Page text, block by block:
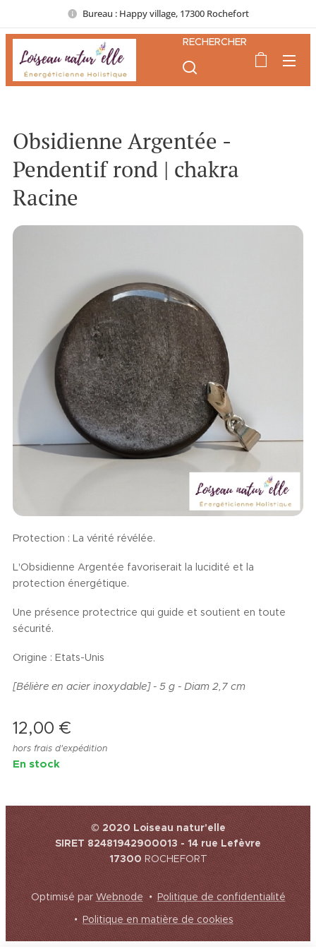
Bureau : Happy village, 17300 Rochefort
RECHERCHER
Obsidienne Argentée -
Pendentif rond | chakra
Racine
Protection : La vérité révélée.
L'Obsidienne Argentée favoriserait la lucidité et la
protection énergétique.
Une présence protectrice qui guide et soutient en toute
sécurité.
Origine : Etats-Unis
[Bélière en acier inoxydable] - 5 g - Diam 2,7 cm
12,00 €
hors frais d'expédition
En stock
© 2020 Loiseau natur'elle
SIRET 82481942900013 - 14 rue Lefèvre
17300ROCHEFORT
Optimisé parWebnode
Politique de confidentialité
Politique en matière de cookies